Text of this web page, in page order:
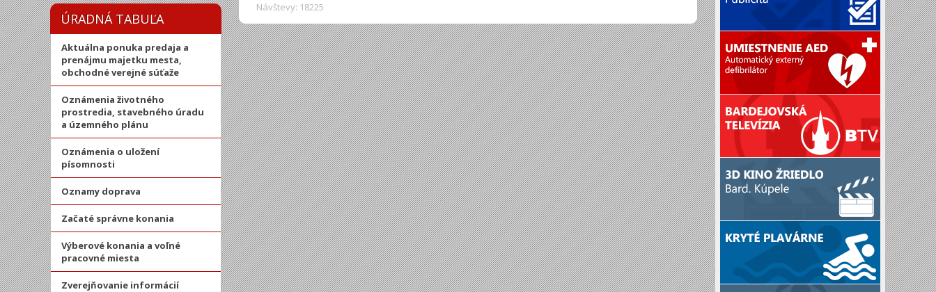
ÚRADNÁ TABUĽA
Aktuálna ponuka predaja a
prenájmu majetku mesta,
obchodné verejné súťaže
Oznámenia životného
prostredia, stavebného úradu
a územného plánu
Oznámenia o uložení
písomnosti
Oznamy doprava
Začaté správne konania
Výberové konania a voľné
pracovné miesta
Zverejňovanie informácií
Návštevy: 18225